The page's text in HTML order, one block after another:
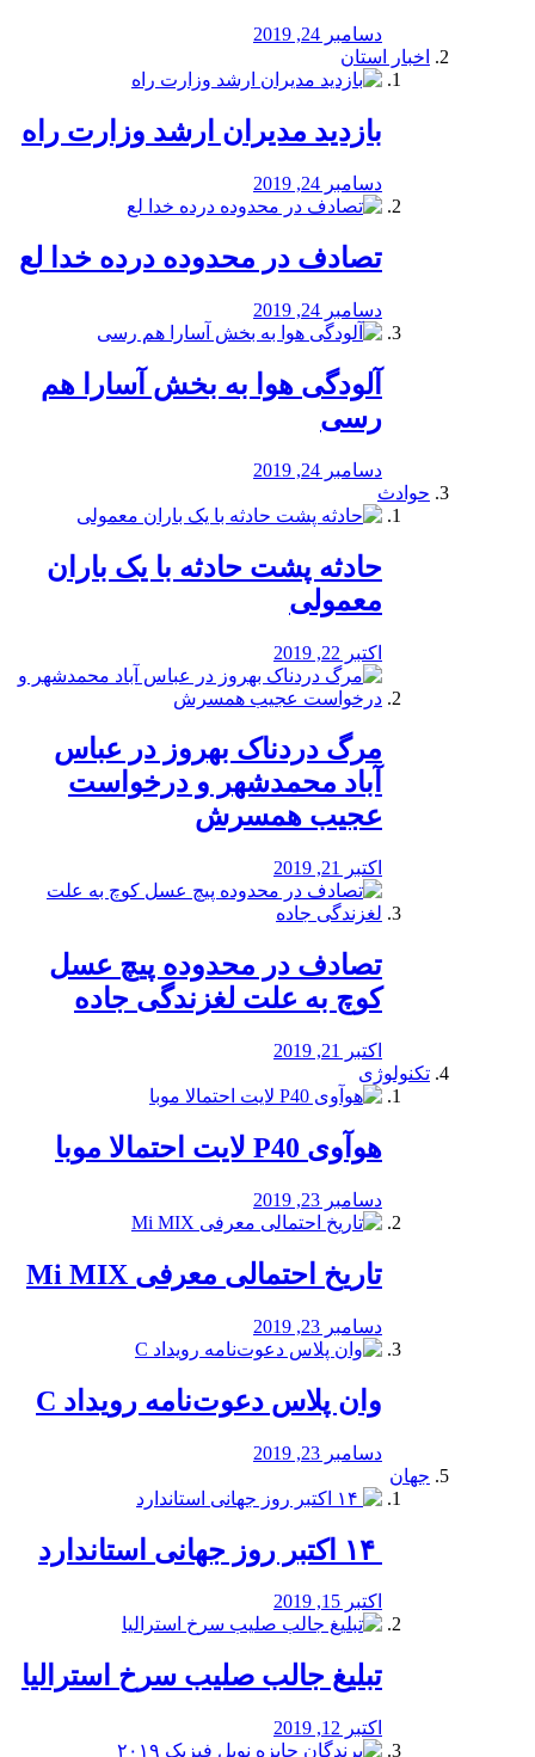
دسامبر 24, 2019
اخبار استان
بازدید مدیران ارشد وزارت راه
دسامبر 24, 2019
تصادف در محدوده درده خدا لع
دسامبر 24, 2019
آلودگی هوا به بخش آسارا هم
رسی
دسامبر 24, 2019
حوادث
️حادثه پشت حادثه با یک باران
معمولی
اکتبر 22, 2019
مرگ دردناک بهروز در عباس
آباد محمدشهر و درخواست
عجیب همسرش
اکتبر 21, 2019
تصادف در محدوده پیچ عسل
کوچ به علت لغزندگی جاده
اکتبر 21, 2019
تکنولوژی
هوآوی P40 لایت احتمالا موبا
دسامبر 23, 2019
تاریخ احتمالی معرفی Mi MIX
دسامبر 23, 2019
وان پلاس دعوت‌نامه رویداد C
دسامبر 23, 2019
جهان
اکتبر 15, 2019
تبلیغ جالب صلیب سرخ استرالیا
اکتبر 12, 2019